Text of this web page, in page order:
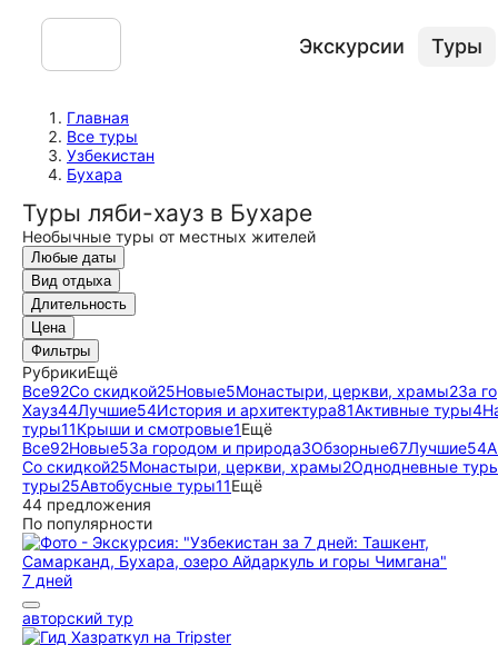
Экскурсии Туры
Главная
Все туры
Узбекистан
Бухара
Туры ляби-хауз в Бухаре
Необычные туры от местных жителей
Любые даты
Вид отдыха
Длительность
Цена
Фильтры
РубрикиЕщё
Все92Со скидкой25Новые5Монастыри, церкви, храмы2За
Хауз44Лучшие54История и архитектура81Активные туры4
туры11Крыши и смотровые1Ещё
Все92Новые5За городом и природа3Обзорные67Лучшие54
Со скидкой25Монастыри, церкви, храмы2Однодневные
туры25Автобусные туры11Ещё
44 предложения
По популярности
7 дней
авторский тур